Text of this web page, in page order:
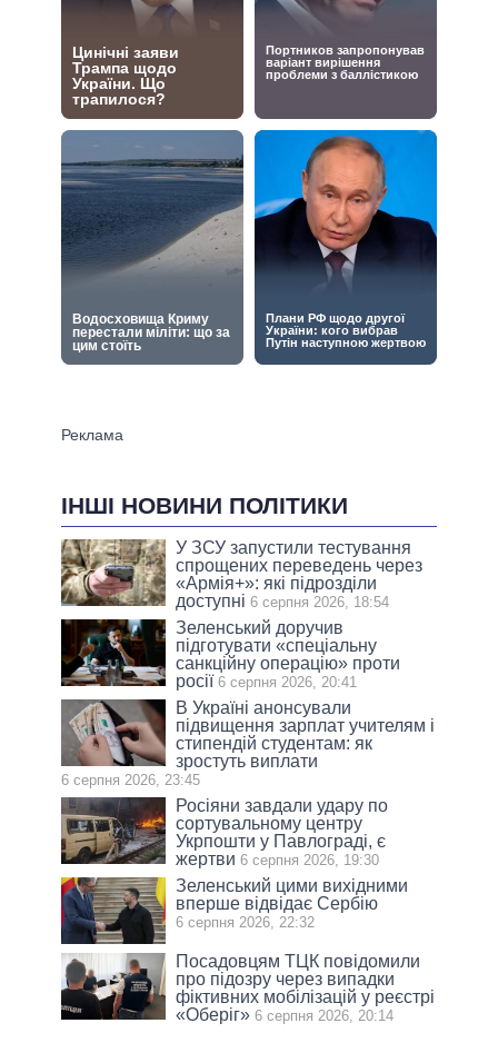
ІНШІ НОВИНИ ПОЛІТИКИ
У ЗСУ запустили тестування
спрощених переведень через
«Армія+»: які підрозділи
доступні 6 серпня 2026, 18:54
Зеленський доручив
підготувати «спеціальну
санкційну операцію» проти
росії 6 серпня 2026, 20:41
В Україні анонсували
підвищення зарплат учителям і
стипендій студентам: як
зростуть виплати
6 серпня 2026, 23:45
Росіяни завдали удару по
сортувальному центру
Укрпошти у Павлограді, є
жертви 6 серпня 2026, 19:30
Зеленський цими вихідними
вперше відвідає Сербію
6 серпня 2026, 22:32
Посадовцям ТЦК повідомили
про підозру через випадки
фіктивних мобілізацій у реєстрі
«Оберіг» 6 серпня 2026, 20:14